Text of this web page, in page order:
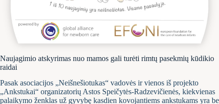
Naujagimio atskyrimas nuo mamos gali turėti rimtų pasekmių kūdikio
raidai
Pasak asociacijos „Neišnešiotukas“ vadovės ir vienos iš projekto
„Ankstukai“ organizatorių Astos Speičytės-Radzevičienės, kiekvienas
palaikymo ženklas už gyvybę kasdien kovojantiems ankstukams yra be